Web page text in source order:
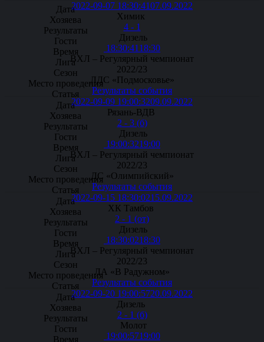
2022-09-07 18:30:4107.09.2022
Химик
4 - 1
Дизель
18:30:41 18:30
ВХЛ – Регулярный чемпионат
2022/23
ЛДС «Подмосковье»
Результаты события
2022-09-09 19:00:3209.09.2022
Рязань-ВДВ
2 - 3 (б)
Дизель
19:00:3219:00
ВХЛ – Регулярный чемпионат
2022/23
ДС «Олимпийский»
Результаты события
2022-09-15 18:30:0215.09.2022
ХК Тамбов
2 - 1 (от)
Дизель
18:30:0218:30
ВХЛ – Регулярный чемпионат
2022/23
ЛА «В Радужном»
Результаты события
2022-09-20 19:00:5720.09.2022
Дизель
2 - 1 (б)
Молот
19:00:5719:00